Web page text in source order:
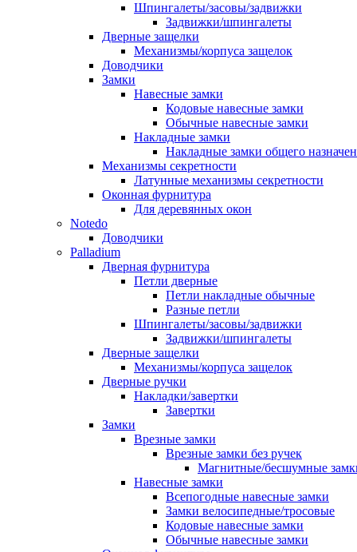
Шпингалеты/засовы/задвижки
Задвижки/шпингалеты
Дверные защелки
Механизмы/корпуса защелок
Доводчики
Замки
Навесные замки
Кодовые навесные замки
Обычные навесные замки
Накладные замки
Накладные замки общего
Механизмы секретности
Латунные механизмы секретности
Оконная фурнитура
Для деревянных окон
Notedo
Доводчики
Palladium
Дверная фурнитура
Петли дверные
Петли накладные обычные
Разные петли
Шпингалеты/засовы/задвижки
Задвижки/шпингалеты
Дверные защелки
Механизмы/корпуса защелок
Дверные ручки
Накладки/завертки
Завертки
Замки
Врезные замки
Врезные замки без ручек
Магнитные/бесшумные
Навесные замки
Всепогодные навесные замки
Замки велосипедные/тросовые
Кодовые навесные замки
Обычные навесные замки